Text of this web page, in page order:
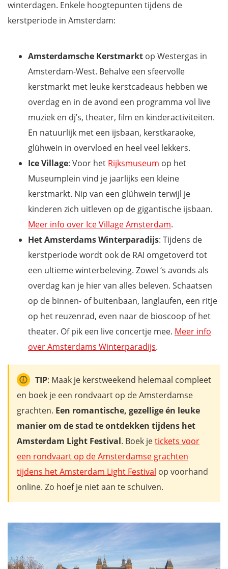
winterdagen. Enkele hoogtepunten tijdens de
kerstperiode in Amsterdam:
Amsterdamsche Kerstmarkt op Westergas in
Amsterdam-West. Behalve een sfeervolle
kerstmarkt met leuke kerstcadeaus hebben we
overdag en in de avond een programma vol live
muziek en dj’s, theater, film en kinderactiviteiten.
En natuurlijk met een ijsbaan, kerstkaraoke,
glühwein in overvloed en heel veel lekkers.
Ice Village: Voor het Rijksmuseum op het
Museumplein vind je jaarlijks een kleine
kerstmarkt. Nip van een glühwein terwijl je
kinderen zich uitleven op de gigantische ijsbaan.
Meer info over Ice Village Amsterdam.
Het Amsterdams Winterparadijs: Tijdens de
kerstperiode wordt ook de RAI omgetoverd tot
een ultieme winterbeleving. Zowel ‘s avonds als
overdag kan je hier van alles beleven. Schaatsen
op de binnen- of buitenbaan, langlaufen, een ritje
op het reuzenrad, even naar de bioscoop of het
theater. Of pik een live concertje mee. Meer info
over Amsterdams Winterparadijs.
TIP: Maak je kerstweekend helemaal compleet
en boek je een rondvaart op de Amsterdamse
grachten. Een romantische, gezellige én leuke
manier om de stad te ontdekken tijdens het
Amsterdam Light Festival. Boek jetickets voor
een rondvaart op de Amsterdamse grachten
tijdens het Amsterdam Light Festival op voorhand
online. Zo hoef je niet aan te schuiven.